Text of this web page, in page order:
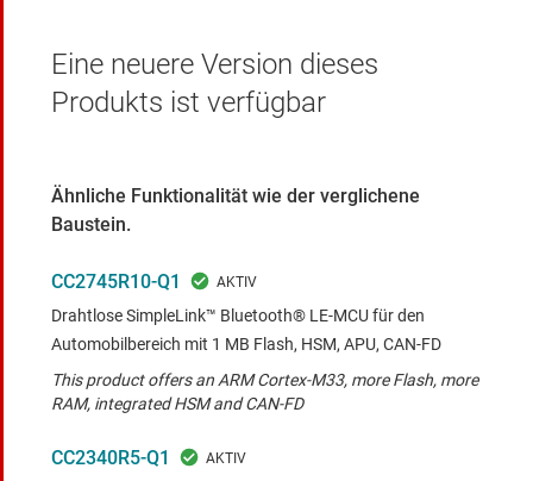
Eine neuere Version dieses
Produkts ist verfügbar
Ähnliche Funktionalität wie der verglichene
Baustein.
CC2745R10-Q1
Drahtlose SimpleLink™ Bluetooth® LE-MCU für den
Automobilbereich mit 1 MB Flash, HSM, APU, CAN-FD
This product offers an ARM Cortex-M33, more Flash, more
RAM, integrated HSM and CAN-FD
CC2340R5-Q1